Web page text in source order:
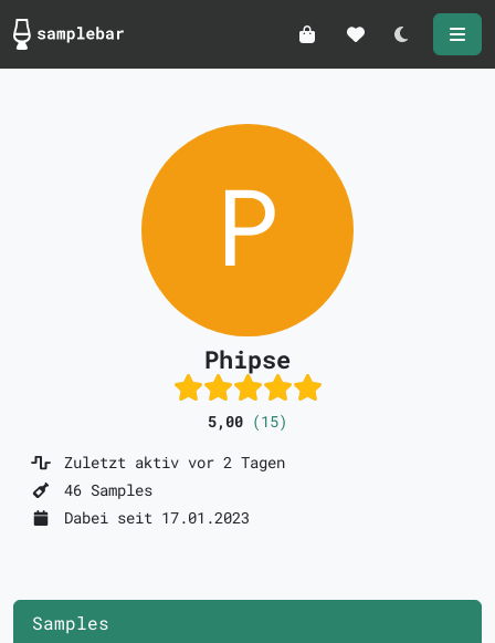
Darkmode
Phipse
5,00 (15)
Zuletzt aktiv vor 2 Tagen
46 Samples
Dabei seit 17.01.2023
Samples